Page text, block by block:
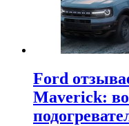
Ford
Maverick: